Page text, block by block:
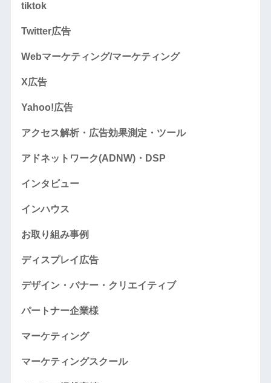
tiktok
Twitter広告
Webマーケティング/マーケティング
X広告
Yahoo!広告
アクセス解析・広告効果測定・ツール
アドネットワーク(ADNW)・DSP
インタビュー
インハウス
お取り組み事例
ディスプレイ広告
デザイン・バナー・クリエイティブ
パートナー企業様
マーケティング
マーケティングスクール